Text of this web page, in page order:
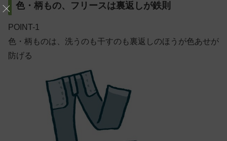
色・柄もの、フリースは裏返しが鉄則
POINT-1
色・柄ものは、洗うのも干すのも裏返しのほうが色あせが
防げる